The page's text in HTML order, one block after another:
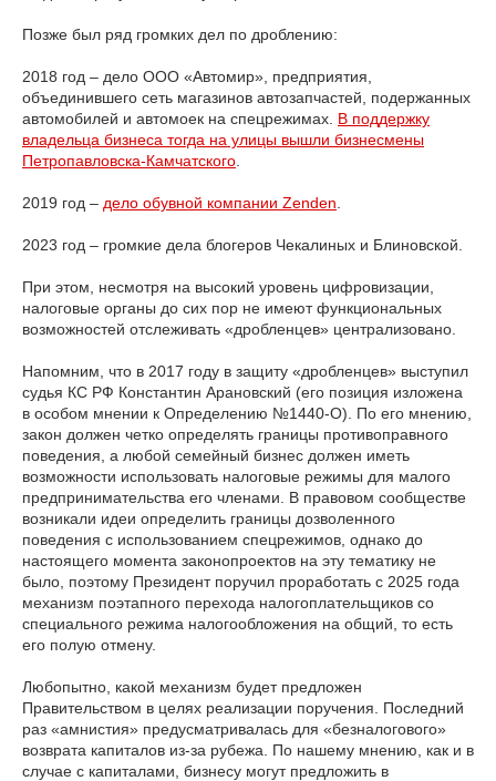
Позже был ряд громких дел по дроблению:
2018 год – дело ООО «Автомир», предприятия,
объединившего сеть магазинов автозапчастей, подержанных
автомобилей и автомоек на спецрежимах. В поддержку
владельца бизнеса тогда на улицы вышли бизнесмены
Петропавловска-Камчатского
2019 год – дело обувной компании Zenden
2023 год – громкие дела блогеров Чекалиных и Блиновской.
При этом, несмотря на высокий уровень цифровизации,
налоговые органы до сих пор не имеют функциональных
возможностей отслеживать «дробленцев» централизовано.
Напомним, что в 2017 году в защиту «дробленцев» выступил
судья КС РФ Константин Арановский (его позиция изложена
в особом мнении к Определению №1440-О). По его мнению,
закон должен четко определять границы противоправного
поведения, а любой семейный бизнес должен иметь
возможности использовать налоговые режимы для малого
предпринимательства его членами. В правовом сообществе
возникали идеи определить границы дозволенного
поведения с использованием спецрежимов, однако до
настоящего момента законопроектов на эту тематику не
было, поэтому Президент поручил проработать с 2025 года
механизм поэтапного перехода налогоплательщиков со
специального режима налогообложения на общий, то есть
его полую отмену.
Любопытно, какой механизм будет предложен
Правительством в целях реализации поручения. Последний
раз «амнистия» предусматривалась для «безналогового»
возврата капиталов из-за рубежа. По нашему мнению, как и в
случае с капиталами, бизнесу могут предложить в